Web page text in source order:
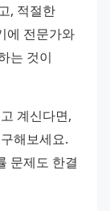
, 적절한
에 전문가와
는 것이
계신다면,
해보세요.
문제도 한결